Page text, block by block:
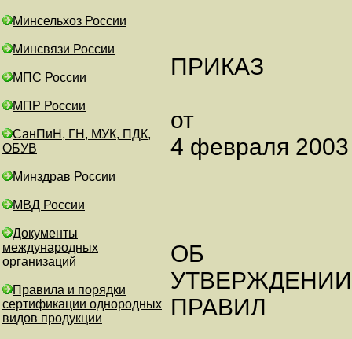
Минсельхоз России
Минсвязи России
МПС России
МПР России
СанПиН, ГН, МУК, ПДК,
ОБУВ
Минздрав России
МВД России
Документы
международных
организаций
Правила и порядки
сертификации однородных
видов продукции
ПРИКАЗ
от
4 февраля 2003
ОБ
ПРАВИЛ